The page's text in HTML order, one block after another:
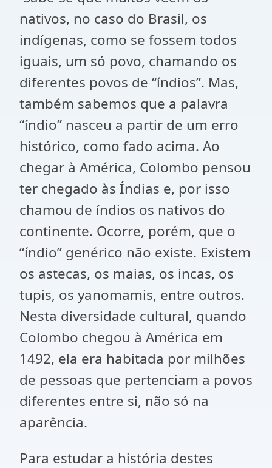
nativos, no caso do Brasil, os
indígenas, como se fossem todos
iguais, um só povo, chamando os
diferentes povos de “índios”. Mas,
também sabemos que a palavra
“índio” nasceu a partir de um erro
histórico, como fado acima. Ao
chegar à América, Colombo pensou
ter chegado às Índias e, por isso
chamou de índios os nativos do
continente. Ocorre, porém, que o
“índio” genérico não existe. Existem
os astecas, os maias, os incas, os
tupis, os yanomamis, entre outros.
Nesta diversidade cultural, quando
Colombo chegou à América em
1492, ela era habitada por milhões
de pessoas que pertenciam a povos
diferentes entre si, não só na
aparência.
Para estudar a história destes